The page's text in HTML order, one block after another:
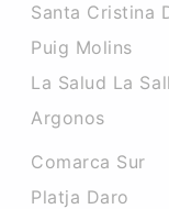
Santa Cristina
Puig Molins
La Salud La
Argonos
Comarca Sur
Platja Daro